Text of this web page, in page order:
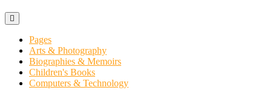
Pages
Arts & Photography
Biographies & Memoirs
Children's Books
Computers & Technology